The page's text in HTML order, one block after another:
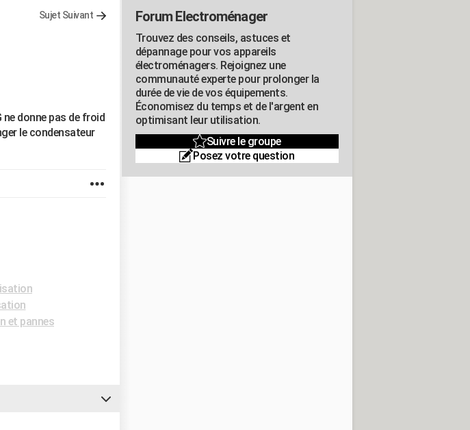
Sujet Suivant
donne pas de froid
le condensateur
et pannes
Forum Electroménager
Trouvez des conseils, astuces et
dépannage pour vos appareils
électroménagers. Rejoignez une
communauté experte pour prolonger la
durée de vie de vos équipements.
Économisez du temps et de l'argent en
optimisant leur utilisation.
Suivre le groupe
Posez votre question